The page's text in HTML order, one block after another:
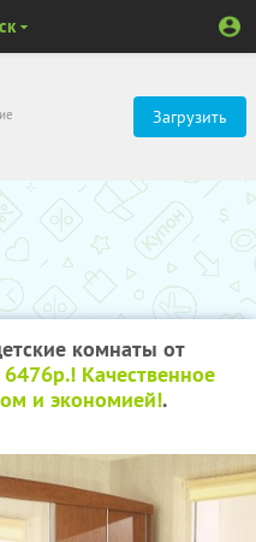
Загрузить
комнаты от
6476р.! Качественное
и экономией!.